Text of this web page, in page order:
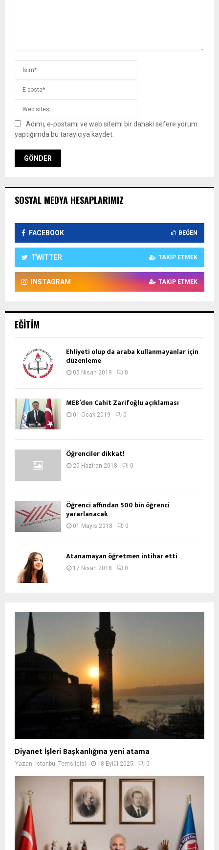
Adımı, e-postamı ve web sitemi bir dahaki sefere yorum
yaptığımda bu tarayıcıya kaydet.
SOSYAL MEDYA HESAPLARIMIZ
FACEBOOK BEĞEN
TWITTER TAKIP ETMEK
INSTAGRAM TAKIP ETMEK
EĞITIM
Ehliyeti olup da araba kullanmayanlar için
düzenleme
05 Nisan 2019 0
MEB’den Cahit Zarifoğlu açıklaması
01 Ocak 2019 0
Öğrenciler dikkat!
20 Haziran 2018 0
Öğrenci affından 500 bin öğrenci
yararlanacak
01 Mayıs 2018 0
Atanamayan öğretmen intihar etti
17 Nisan 2018 0
Diyanet İşleri Başkanlığına yeni atama
Yazan: İstanbul Temsilcisi 18 Eylül 2025 0